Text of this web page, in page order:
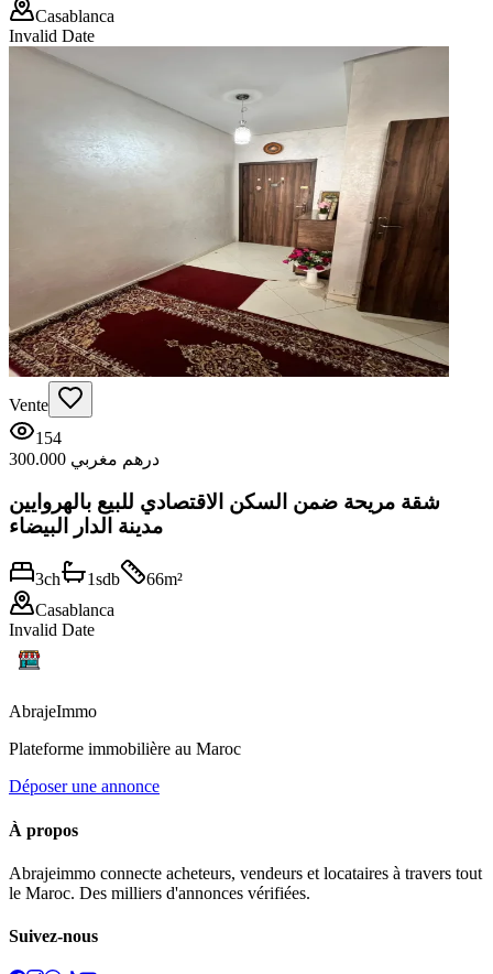
Casablanca
Invalid Date
Vente
154
300.000 درهم مغربي
شقة مريحة ضمن السكن الاقتصادي للبيع بالهروايين
مدينة الدار البيضاء
3ch 1sdb 66m²
Casablanca
Invalid Date
AbrajeImmo
Plateforme immobilière au Maroc
Déposer une annonce
À propos
Abrajeimmo connecte acheteurs, vendeurs et locataires à travers tout
le Maroc. Des milliers d'annonces vérifiées.
Suivez-nous